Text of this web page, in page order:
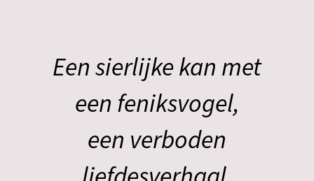
Een sierlijke kan met
een feniksvogel,
een verboden